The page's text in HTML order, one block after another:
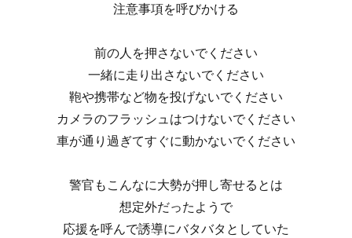
注意事項を呼びかける
前の人を押さないでください
一緒に走り出さないでください
鞄や携帯など物を投げないでください
カメラのフラッシュはつけないでください
車が通り過ぎてすぐに動かないでください
警官もこんなに大勢が押し寄せるとは
想定外だったようで
応援を呼んで誘導にバタバタとしていた